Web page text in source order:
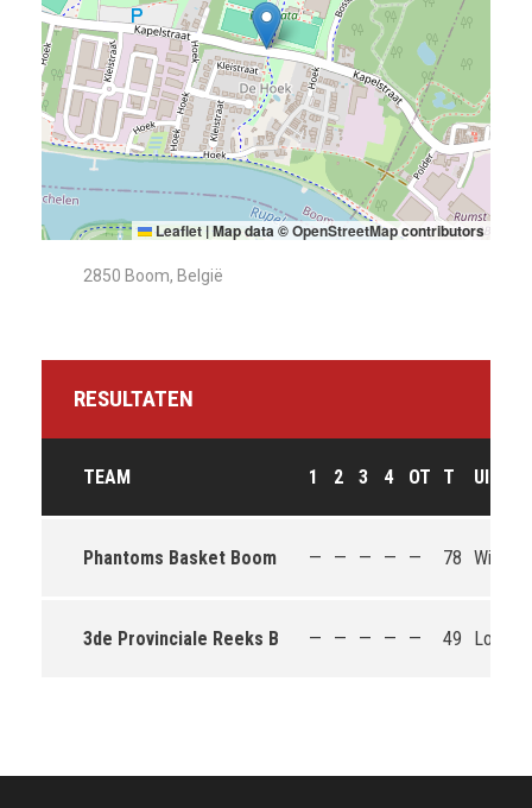
Leaflet|Map data ©OpenStreetMapcontributors
2850 Boom, België
RESULTATEN
TEAM 1 2 3 4 OT T
Phantoms Basket Boom — — — — — 78 Win
3de Provinciale Reeks B — — — — — 49 Loss